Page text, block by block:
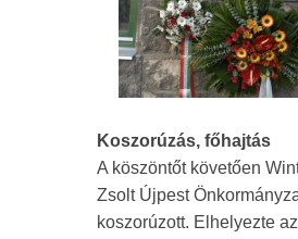
Koszorúzás, főhajtás
A köszöntőt követően
Zsolt Újpest
koszorúzott. Elhelyezte az